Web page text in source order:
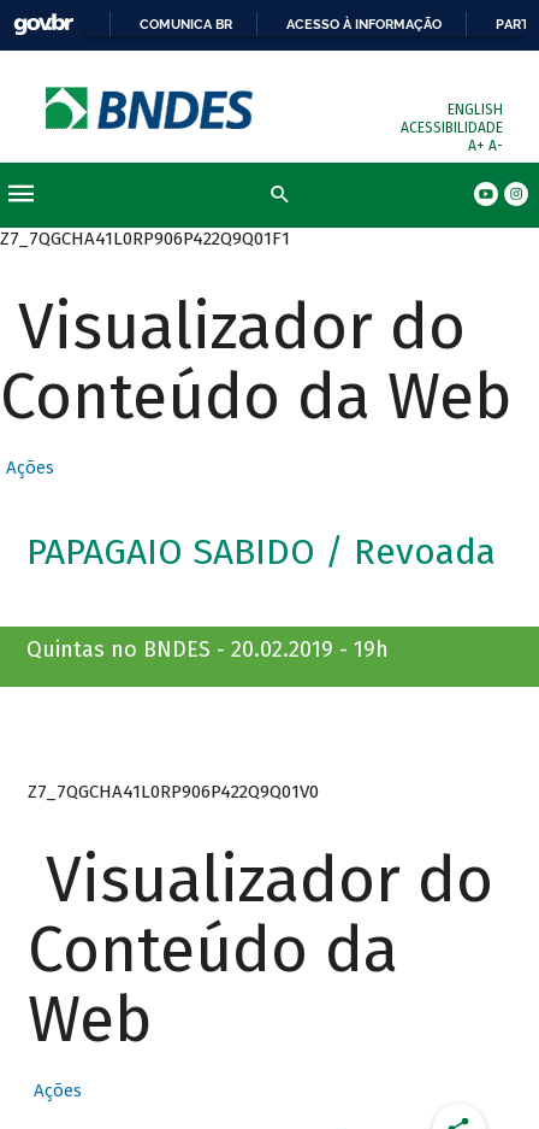
COMUNICA BR ACESSO À INFORMAÇÃO
ENGLISH
ACESSIBILIDADE
A+ A-
Z7_7QGCHA41L0RP906P422Q9Q01F1
Visualizador do
Conteúdo da Web
Ações
PAPAGAIO SABIDO / Revoada
Quintas no BNDES - 20.02.2019 - 19h
Z7_7QGCHA41L0RP906P422Q9Q01V0
Visualizador do
Conteúdo da
Web
Ações